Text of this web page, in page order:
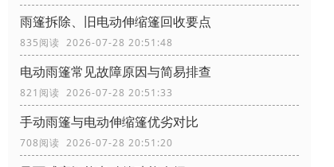
雨篷拆除、旧电动伸缩篷回收要点
835阅读 2026-07-28 20:51:48
电动雨篷常见故障原因与简易排查
821阅读 2026-07-28 20:51:33
手动雨篷与电动伸缩篷优劣对比
708阅读 2026-07-28 20:51:20